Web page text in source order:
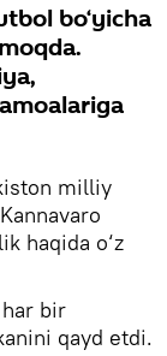
bo‘yicha
milliy
haqida o‘z
bir
qayd etdi.